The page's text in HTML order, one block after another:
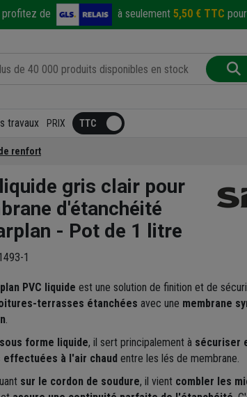
profitez de à seulement 5,50 € TTC
travaux PRIX
renfort
gris clair pour
d'étanchéité
- Pot de 1 litre
1
PVC liquide est une solution de finition et de
terrasses étanchées avec une membrane
sous forme liquide, il sert principalement à sécuriser
effectuées à l'air chaud entre les lés de membrane.
sur le cordon de soudure, il vient combler les